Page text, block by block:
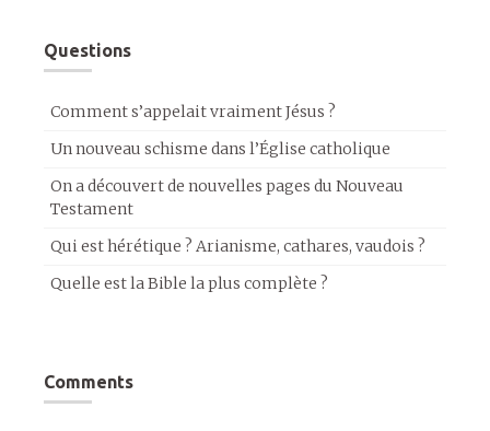
Questions
Comment s’appelait vraiment Jésus ?
Un nouveau schisme dans l’Église catholique
On a découvert de nouvelles pages du Nouveau
Testament
Qui est hérétique ? Arianisme, cathares, vaudois ?
Quelle est la Bible la plus complète ?
Comments